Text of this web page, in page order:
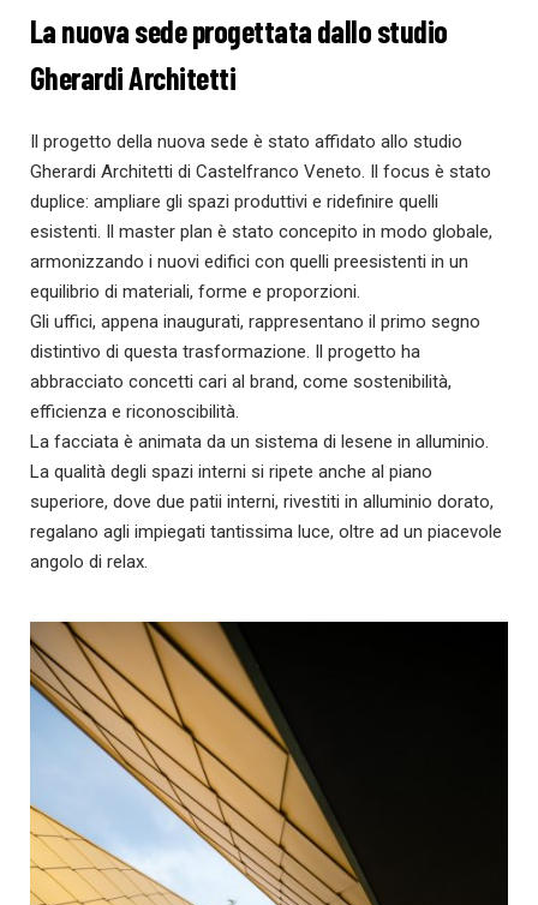
La nuova sede progettata dallo studio
Gherardi Architetti
Il progetto della nuova sede è stato affidato allo studio
Gherardi Architetti di Castelfranco Veneto. Il focus è stato
duplice: ampliare gli spazi produttivi e ridefinire quelli
esistenti. Il master plan è stato concepito in modo globale,
armonizzando i nuovi edifici con quelli preesistenti in un
equilibrio di materiali, forme e proporzioni.
Gli uffici, appena inaugurati, rappresentano il primo segno
distintivo di questa trasformazione. Il progetto ha
abbracciato concetti cari al brand, come sostenibilità,
efficienza e riconoscibilità.
La facciata è animata da un sistema di lesene in alluminio.
La qualità degli spazi interni si ripete anche al piano
superiore, dove due patii interni, rivestiti in alluminio dorato,
regalano agli impiegati tantissima luce, oltre ad un piacevole
angolo di relax.